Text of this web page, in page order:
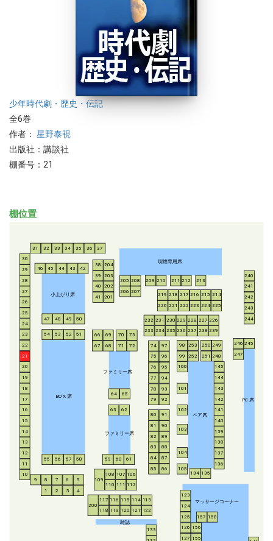
少年時代劇・歴史・伝記
全6巻
作者： 星野泰視
出版社：講談社
棚番号：21
棚位置
小上がり席
BO X 席
ファミリー席
ファミリー席
喫煙専用席
ペア席
PC 席
マッサージコーナー
雑誌
1 2 3 4
5
6
7
8
9
10
11
12
13
14
15
16
17
18
19
20
21
22
23
24
25
26
27
28
29
30
31 32 33 34 35 36 37
38
39
40
41
42
43
44
45
46
47 48 49 50
51
52
53
54
55 56 57 58 59 60 61
62
63
64 65
66
67
68
69
70
71
72
73
74
75
76
77
78
79
80
81
82
83
84
85 86
87
88
89
90
91
92
93
94
95
96
97
98
99
100
101
102
103
104
105
106
107
108
109
110 111 112
113
114
115
116
117
118 119 120 121 122
123
124
125
126
127
133
134 135
136
137
138
139
140
141
142
143
144
145
155
156
157 158
200
201
202
203
204
205
206 207
208 209 210 211 212 213
214
215
216
217
218
219
220 221 222 223 224 225
226
227
228
229
230
231
232
233 234 235 236 237 238 239
240
241
242
243
244
245
246
247
248
249
250
251
252
253